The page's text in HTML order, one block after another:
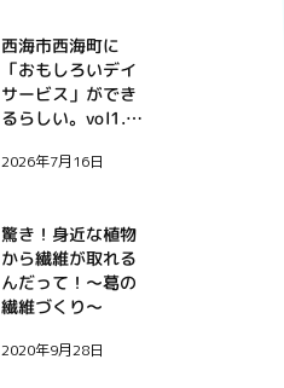
西海市西海町に
「おもしろいデイ
サービス」ができ
るらしい。vol1.
する診療看護師・
2026年7月16日
驚き！身近な植物
から繊維が取れる
んだって！〜葛の
繊維づくり〜
2020年9月28日